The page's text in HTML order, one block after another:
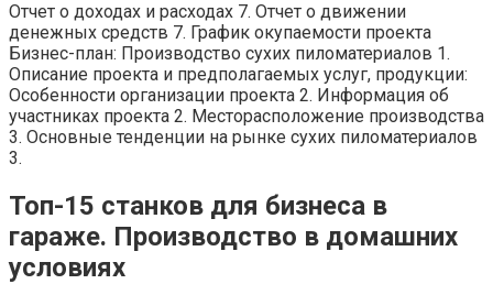
Отчет о доходах и расходах 7. Отчет о движении
денежных средств 7. График окупаемости проекта
Бизнес-план: Производство сухих пиломатериалов 1.
Описание проекта и предполагаемых услуг, продукции:
Особенности организации проекта 2. Информация об
участниках проекта 2. Месторасположение производства
3. Основные тенденции на рынке сухих пиломатериалов
3.
Топ-15 станков для бизнеса в
гараже. Производство в домашних
условиях